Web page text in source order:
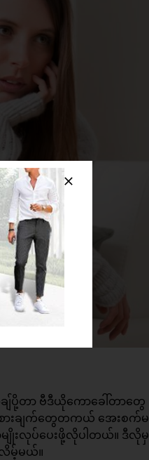
ပို့တာ ဗီဒီယိုကောခေါ်တာတွေ
းချက်တွေတကယ် အေးစက်မ
ျိုးလုပ်ပေးဖို့လိုပါတယ်။ ဒီလိုမှ
မ့်မယ်။